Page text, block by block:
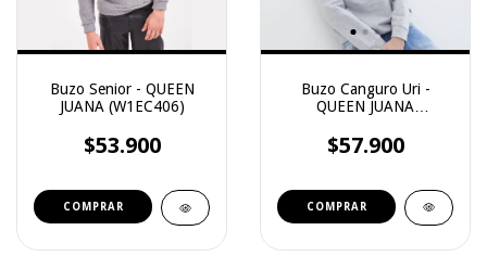
Buzo Senior - QUEEN
JUANA (W1EC406)
$53.900
COMPRAR
Buzo Canguro Uri -
QUEEN JUANA
$57.900
COMPRAR